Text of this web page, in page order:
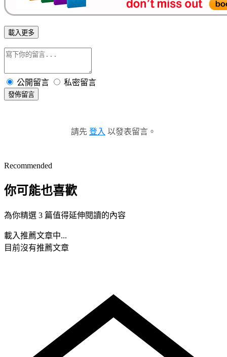
載入更多
公開留言 私密留言
發佈留言
請先 登入 以發表留言。
Recommended
你可能也喜歡
為你精選 3 篇值得延伸閱讀的內容
載入推薦文章中...
目前沒有推薦文章